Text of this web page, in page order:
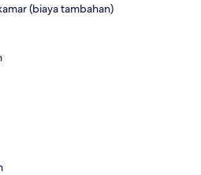
(biaya tambahan)